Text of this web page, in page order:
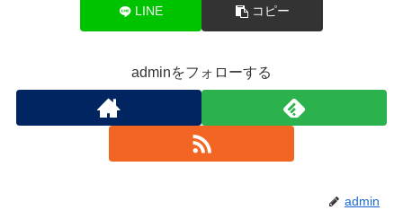
LINE コピー
adminをフォローする
admin